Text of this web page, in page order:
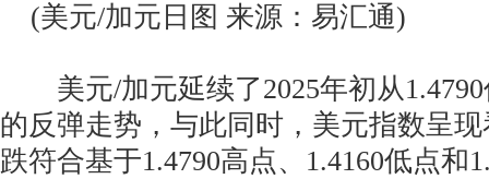
(美元/加元日图 来源：易汇通)
美元/加元延续了2025年初从1.4790
的反弹走势，与此同时，美元指数呈
跌符合基于1.4790高点、1.4160低点和